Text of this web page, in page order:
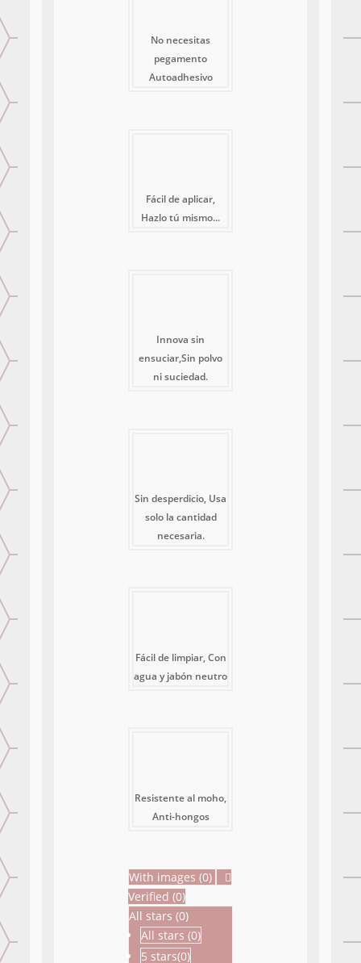
No necesitas
pegamento
Autoadhesivo
Fácil de aplicar,
Hazlo tú mismo...
Innova sin
ensuciar,Sin polvo
ni suciedad.
Sin desperdicio, Usa
solo la cantidad
necesaria.
Fácil de limpiar, Con
agua y jabón neutro
Resistente al moho,
Anti-hongos
With images (0)
Verified (0)
All stars (0)
All stars (0)
5 stars(0)